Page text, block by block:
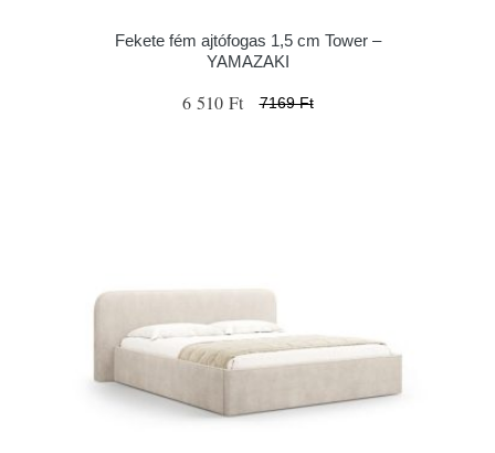
Fekete fém ajtófogas 1,5 cm Tower –
YAMAZAKI
6 510 Ft 7169 Ft